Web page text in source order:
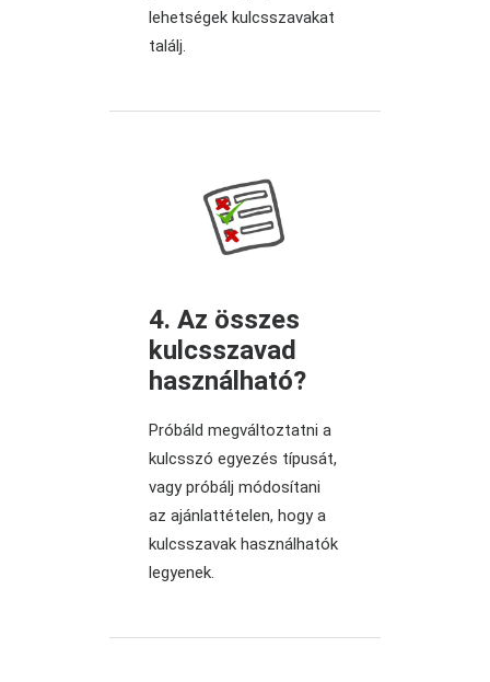
lehetségek kulcsszavakat
találj.
4. Az összes
kulcsszavad
használható?
Próbáld megváltoztatni a
kulcsszó egyezés típusát,
vagy próbálj módosítani
az ajánlattételen, hogy a
kulcsszavak használhatók
legyenek.